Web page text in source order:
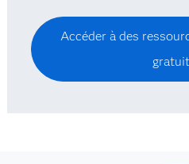
Accéder à des